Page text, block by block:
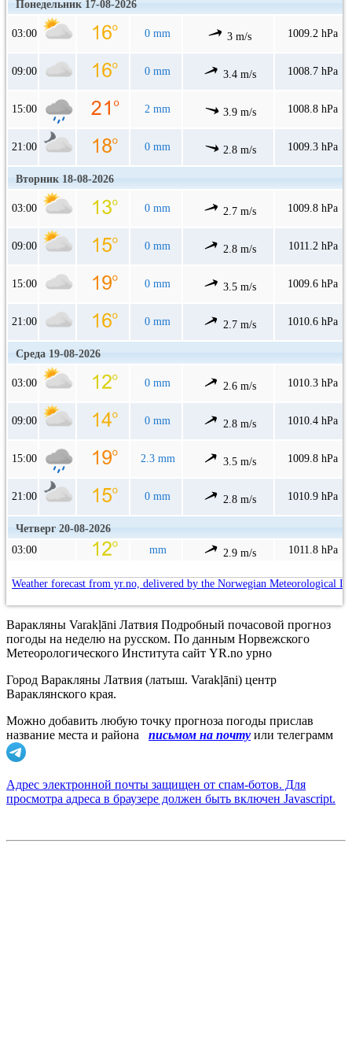
Понедельник 17-08-2026
03:00 0 mm 3 m/s 1009.2 hPa
09:00 0 mm 3.4 m/s 1008.7 hPa
15:00 2 mm 3.9 m/s 1008.8 hPa
21:00 0 mm 2.8 m/s 1009.3 hPa
Вторник 18-08-2026
03:00 0 mm 2.7 m/s 1009.8 hPa
09:00 0 mm 2.8 m/s 1011.2 hPa
15:00 0 mm 3.5 m/s 1009.6 hPa
21:00 0 mm 2.7 m/s 1010.6 hPa
Среда 19-08-2026
03:00 0 mm 2.6 m/s 1010.3 hPa
09:00 0 mm 2.8 m/s 1010.4 hPa
15:00 2.3 mm 3.5 m/s 1009.8 hPa
21:00 0 mm 2.8 m/s 1010.9 hPa
Четверг 20-08-2026
03:00
mm 2.9 m/s 1011.8 hPa
Weather forecast from yr.no, delivered by the Norwegian Meteorological
Варакляны Varakļāni Латвия Подробный почасовой прогноз
погоды на неделю на русском. По данным Норвежского
Метеорологического Института сайт YR.no урно
Город Варакляны Латвия (латыш. Varakļāni) центр
Вараклянского края.
Можно добавить любую точку прогноза погоды прислав
название места и района
письмом на почту или телеграмм
Адрес электронной почты защищен от спам-ботов. Для
просмотра адреса в браузере должен быть включен Javascript.